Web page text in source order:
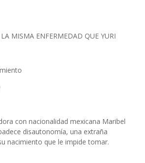
MISMA ENFERMEDAD QUE YURI
con nacionalidad mexicana Maribel
disautonomía, una extraña
nacimiento que le impide tomar.